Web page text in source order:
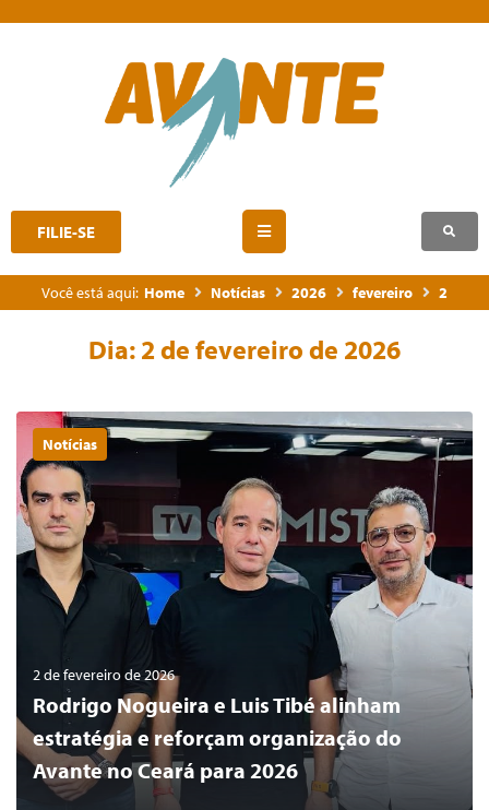
FILIE-SE
Você está aqui: Home Notícias 2026 fevereiro 2
Dia: 2 de fevereiro de 2026
Notícias
2 de fevereiro de 2026
Rodrigo Nogueira e Luis Tibé alinham
estratégia e reforçam organização do
Avante no Ceará para 2026